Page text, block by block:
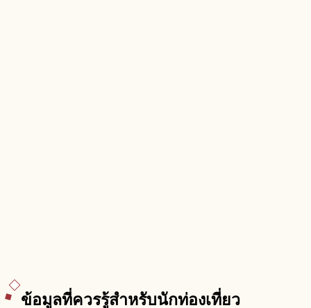
ข้อมูลที่ควรรู้สำหรับนักท่องเที่ยว